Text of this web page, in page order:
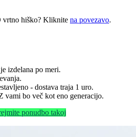
hiško? Kliknite na povezavo.
izdelana po meri.
- dostava traja 1 uro.
vami bo več kot eno generacijo.
ponudbo takoj